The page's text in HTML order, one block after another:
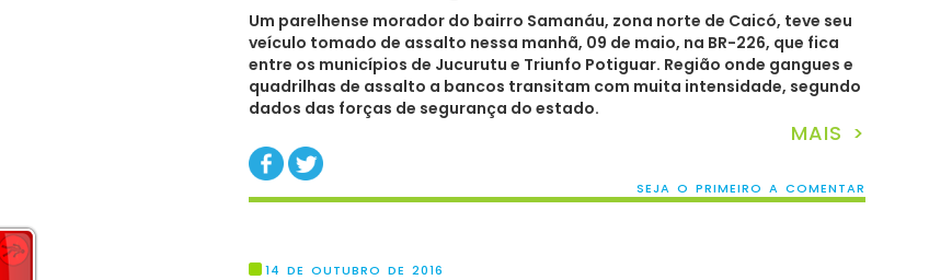
Um parelhense morador do bairro Samanáu, zona norte de Caicó, teve seu
veículo tomado de assalto nessa manhã, 09 de maio, na BR-226, que fica
entre os municípios de Jucurutu e Triunfo Potiguar. Região onde gangues e
quadrilhas de assalto a bancos transitam com muita intensidade, segundo
dados das forças de segurança do estado.
MAIS >
SEJA O PRIMEIRO A COMENTAR
14 DE OUTUBRO DE 2016